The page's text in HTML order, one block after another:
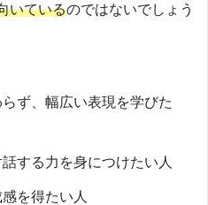
いているのではないでしょう
ず、幅広い表現を学びた
する力を身につけたい人
を得たい人